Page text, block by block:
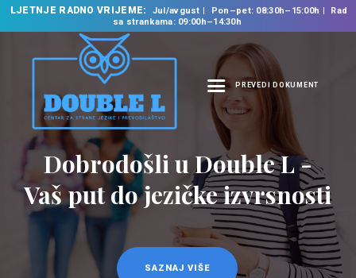
LJETNJE RADNO VRIJEME: Jul/avgust Pon–pet: 08:30h–15:00h
Rad
sa strankama: 09:00h–14:30h
PREVEDI DOKUMENT
NASLOVNA
O NAMA
NAŠE USLUGE
ŠKOLA STRANIH
JEZIKA
PREVODILAČKI BIRO
KURSEVI
Dobrodošli u Double L -
Vaš put do jezičke izvrsnosti
SAZNAJ VIŠE
Prevodilačke usluge
na 35 jezika
SAZNAJ VIŠE